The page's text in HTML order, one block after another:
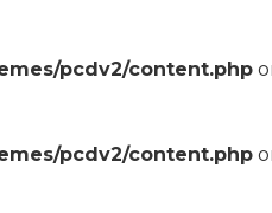
pcdv2/content.php
pcdv2/content.php